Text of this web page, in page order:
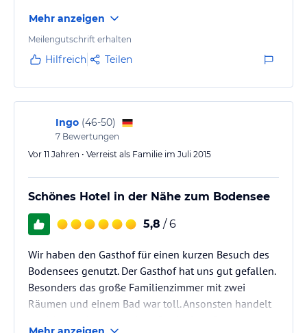
Mehr anzeigen
Meilengutschrift erhalten
Hilfreich Teilen
Ingo (46-50)
7 Bewertungen
Vor 11 Jahren • Verreist als Familie im Juli 2015
Schönes Hotel in der Nähe zum Bodensee
5,8 / 6
Wir haben den Gasthof für einen kurzen Besuch des
Bodensees genutzt. Der Gasthof hat uns gut gefallen.
Besonders das große Familienzimmer mit zwei
Räumen und einem Bad war toll. Ansonsten handelt